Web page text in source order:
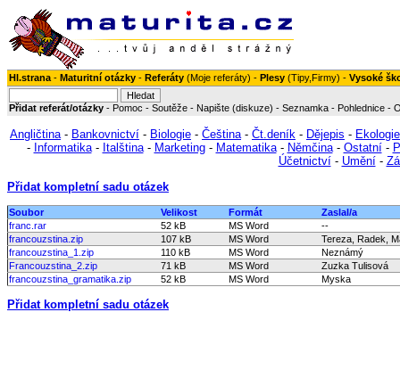
Hl.strana - Maturitní otázky - Referáty (Moje referáty) - Plesy (Tipy,Firmy) - Vysoké
Přidat referát/otázky - Pomoc - Soutěže - Napište (diskuze) - Seznamka - Pohlednice -
Angličtina- Bankovnictví - Biologie - Čeština- Čt.deník - Dějepis - Ekologie
- Informatika- Italština- Marketing- Matematika- Němčina- Ostatní-
Účetnictví- Umění-
Přidat kompletní sadu otázek
Soubor Velikost Formát
Zaslal/a
franc.rar
52 kB MS Word
--
francouzstina.zip
107 kB MS Word
Tereza, Radek,
francouzstina_1.zip
110 kB MS Word
Neznámý
Francouzstina_2.zip
71 kB MS Word
Zuzka Tulisová
francouzstina_gramatika.zip
52 kB MS Word Myska
Přidat kompletní sadu otázek